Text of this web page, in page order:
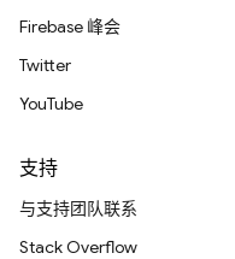
Firebase 峰会
Twitter
YouTube
支持
与支持团队联系
Stack Overflow